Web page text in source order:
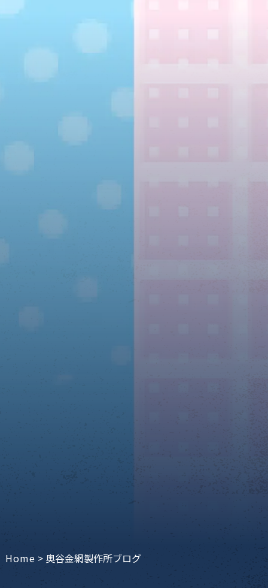
Home > 奥谷金網製作所ブログ